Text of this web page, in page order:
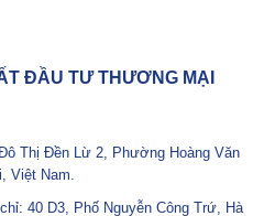
ĐẦU TƯ THƯƠNG MẠI
Thị Đền Lừ 2, Phường Hoàng Văn
Việt Nam.
40 D3, Phố Nguyễn Công Trứ, Hà